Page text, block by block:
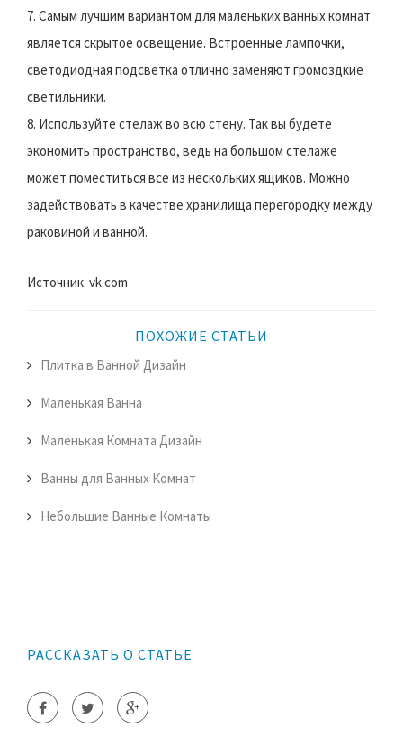
7. Самым лучшим вариантом для маленьких ванных комнат
является скрытое освещение. Встроенные лампочки,
светодиодная подсветка отлично заменяют громоздкие
светильники.
8. Используйте стелаж во всю стену. Так вы будете
экономить пространство, ведь на большом стелаже
может поместиться все из нескольких ящиков. Можно
задействовать в качестве хранилища перегородку между
раковиной и ванной.
Источник: vk.com
ПОХОЖИЕ СТАТЬИ
Плитка в Ванной Дизайн
Маленькая Ванна
Маленькая Комната Дизайн
Ванны для Ванных Комнат
Небольшие Ванные Комнаты
РАССКАЗАТЬ О СТАТЬЕ